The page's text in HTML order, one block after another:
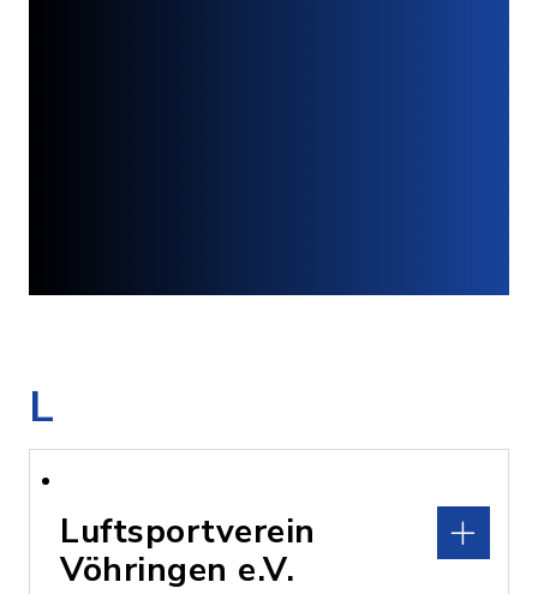
L
Luftsportverein
Vöhringen e.V.